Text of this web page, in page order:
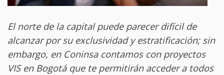
El norte de la capital puede parecer difícil de
alcanzar por su exclusividad y estratificación; sin
embargo, en Coninsa contamos con proyectos
VIS en Bogotá que te permitirán acceder a todos